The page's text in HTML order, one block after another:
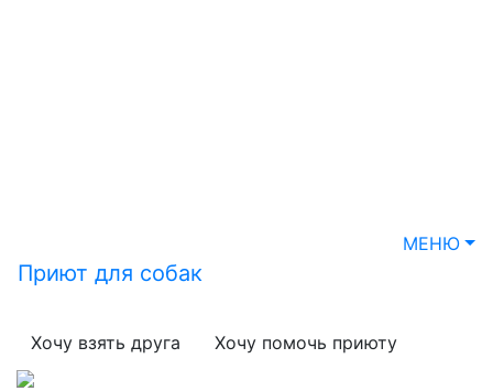
Приют для собак
МЕНЮ
Хочу взять друга Хочу помочь приюту